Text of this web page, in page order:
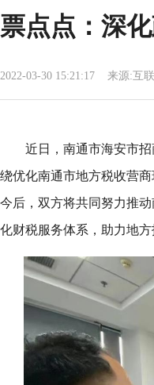
票点点：深
2022-03-30 15:21:17 来源:互
近日，南通市海安市
绕优化南通市地方税收营
今后，双方将共同努力推
化财税服务体系，助力地